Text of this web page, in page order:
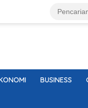
BUSINESS